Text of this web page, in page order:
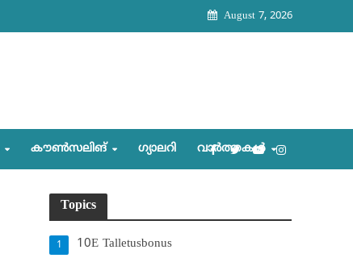
August 7, 2026
കൗണ്‍സലിങ്‌ ഗ്യാലറി വാര്‍ത്തകള്‍
Topics
10E Talletusbonus
1